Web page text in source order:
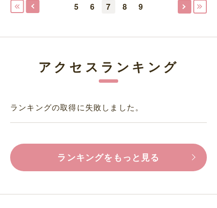
5 6 7 8 9
アクセスランキング
ランキングの取得に失敗しました。
ランキングをもっと見る